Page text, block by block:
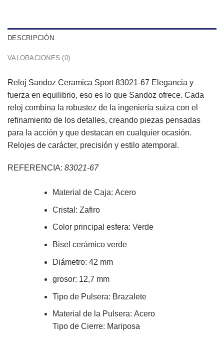
DESCRIPCIÓN
VALORACIONES (0)
Reloj Sandoz Ceramica Sport 83021-67 Elegancia y
fuerza en equilibrio, eso es lo que Sandoz ofrece. Cada
reloj combina la robustez de la ingeniería suiza con el
refinamiento de los detalles, creando piezas pensadas
para la acción y que destacan en cualquier ocasión.
Relojes de carácter, precisión y estilo atemporal.
REFERENCIA: 83021-67
Material de Caja: Acero
Cristal: Zafiro
Color principal esfera: Verde
Bisel cerámico verde
Diámetro: 42 mm
grosor: 12,7 mm
Tipo de Pulsera: Brazalete
Material de la Pulsera: Acero
Tipo de Cierre: Mariposa